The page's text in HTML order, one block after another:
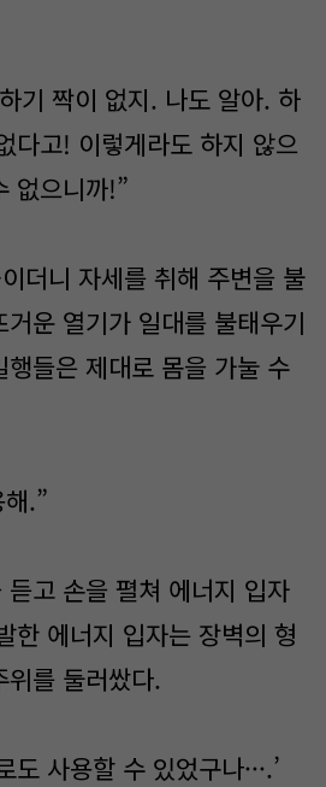
기 짝이 없지. 나도 알아. 하
다고! 이렇게라도 하지 않으
없으니까!”
더니 자세를 취해 주변을 불
운 열기가 일대를 불태우기
들은 제대로 몸을 가눌 수
.”
고 손을 펼쳐 에너지 입자
한 에너지 입자는 장벽의 형
를 둘러쌌다.
사용할 수 있었구나···.’